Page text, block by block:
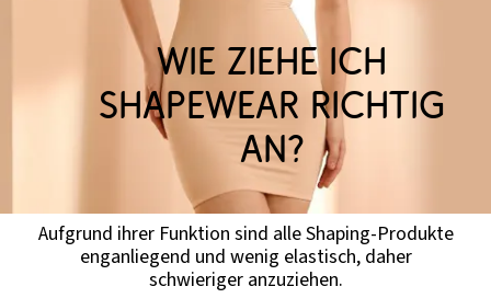
Wie ziehe ich
Shapewear richtig
an?
Aufgrund ihrer Funktion sind alle Shaping-Produkte
enganliegend und wenig elastisch, daher
schwieriger anzuziehen.